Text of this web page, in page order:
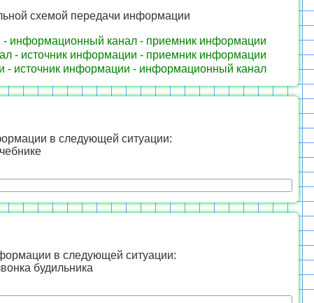
схемой передачи информации
- информационный канал - приемник информации
- источник информации - приемник информации
- источник информации - информационный канал
в следующей ситуации:
в следующей ситуации:
будильника